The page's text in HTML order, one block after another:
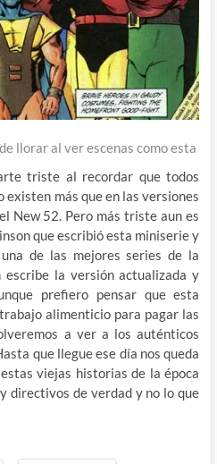
llorar al ver escenas como esta
triste al recordar que todos
existen más que en las versiones
New 52. Pero más triste aun es
que escribió esta miniserie y
de las mejores series de la
escribe la versión actualizada y
prefiero pensar que esta
alimenticio para pagar las
a ver a los auténticos
que llegue ese día nos queda
viejas historias de la época
directivos de verdad y no lo que